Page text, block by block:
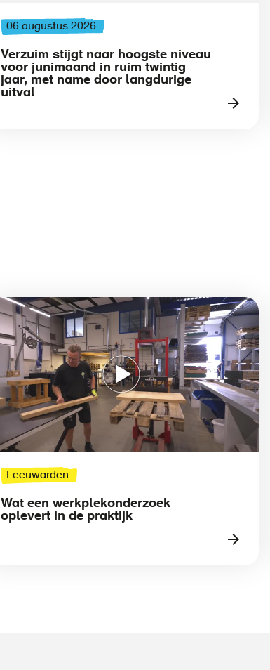
06 augustus 2026
Verzuim stijgt naar hoogste niveau
voor junimaand in ruim twintig
jaar, met name door langdurige
uitval
Leeuwarden
Wat een werkplekonderzoek
oplevert in de praktijk